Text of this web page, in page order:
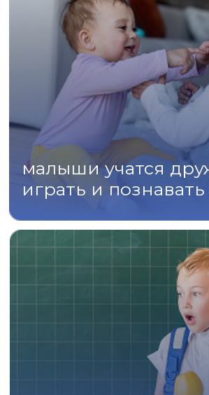
Мама и малыш
Запуск речи для детей с
особенностями развития